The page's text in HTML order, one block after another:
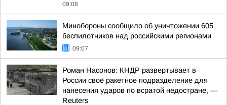
09:08
Минобороны сообщило об уничтожении 605
беспилотников над российскими регионами
09:07
Роман Насонов: КНДР развертывает в
России своё ракетное подразделение для
нанесения ударов по всратой недостране, —
Reuters